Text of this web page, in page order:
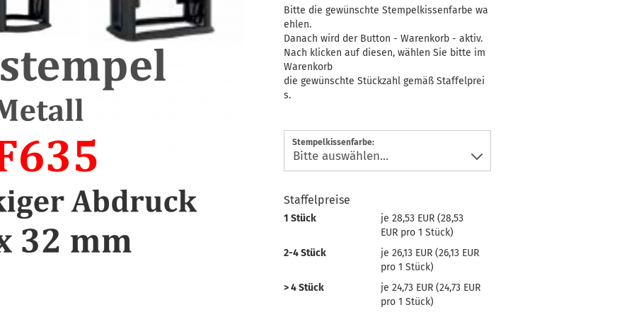
Bitte die gewünschte Stempelkissenfarbe wa
ehlen.
Danach wird der Button - Warenkorb - aktiv.
Nach klicken auf diesen, wählen Sie bitte im
Warenkorb
die gewünschte Stückzahl gemäß Staffelprei
s.
Stempelkissenfarbe:
Staffelpreise
1 Stück
je 28,53 EUR (28,53
EUR pro 1 Stück)
2-4 Stück
je 26,13 EUR (26,13 EUR
pro 1 Stück)
> 4 Stück
je 24,73 EUR (24,73 EUR
pro 1 Stück)